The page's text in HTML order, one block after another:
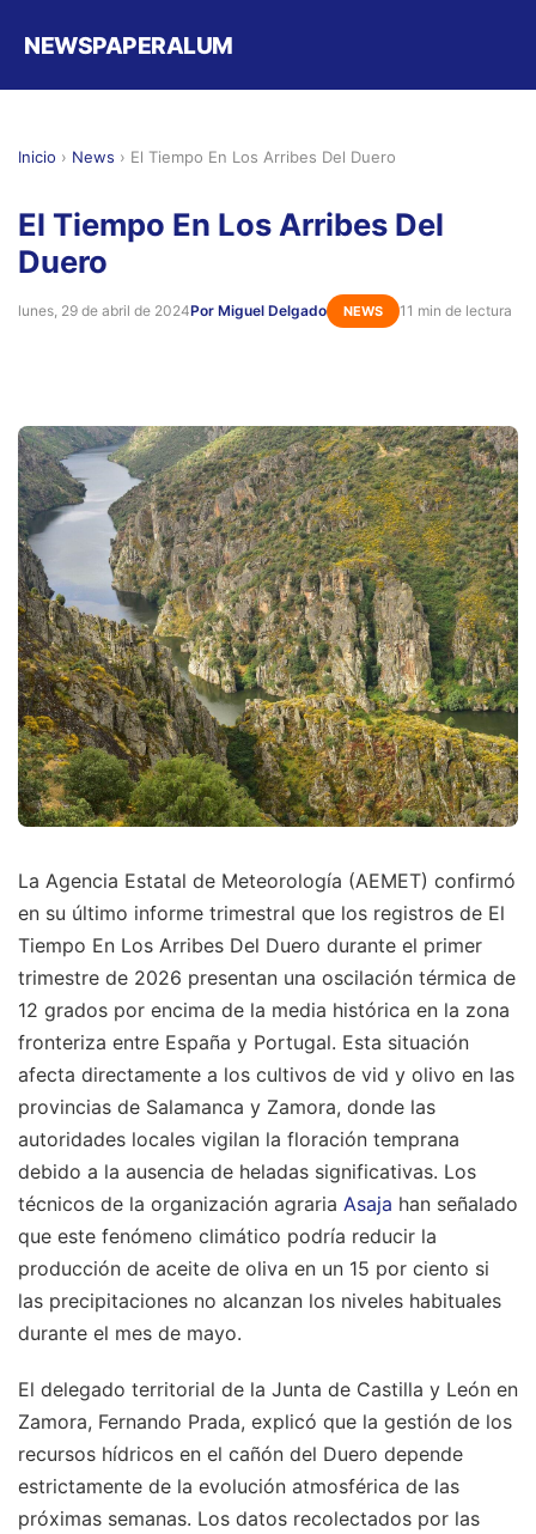
NEWSPAPERALUM
Inicio › News › El Tiempo En Los Arribes Del Duero
El Tiempo En Los Arribes Del
Duero
lunes, 29 de abril de 2024Por Miguel Delgado NEWS 11 min de lectura
La Agencia Estatal de Meteorología (AEMET) confirmó
en su último informe trimestral que los registros de El
Tiempo En Los Arribes Del Duero durante el primer
trimestre de 2026 presentan una oscilación térmica de
12 grados por encima de la media histórica en la zona
fronteriza entre España y Portugal. Esta situación
afecta directamente a los cultivos de vid y olivo en las
provincias de Salamanca y Zamora, donde las
autoridades locales vigilan la floración temprana
debido a la ausencia de heladas significativas. Los
técnicos de la organización agraria Asaja han señalado
que este fenómeno climático podría reducir la
producción de aceite de oliva en un 15 por ciento si
las precipitaciones no alcanzan los niveles habituales
durante el mes de mayo.
El delegado territorial de la Junta de Castilla y León en
Zamora, Fernando Prada, explicó que la gestión de los
recursos hídricos en el cañón del Duero depende
estrictamente de la evolución atmosférica de las
próximas semanas. Los datos recolectados por las